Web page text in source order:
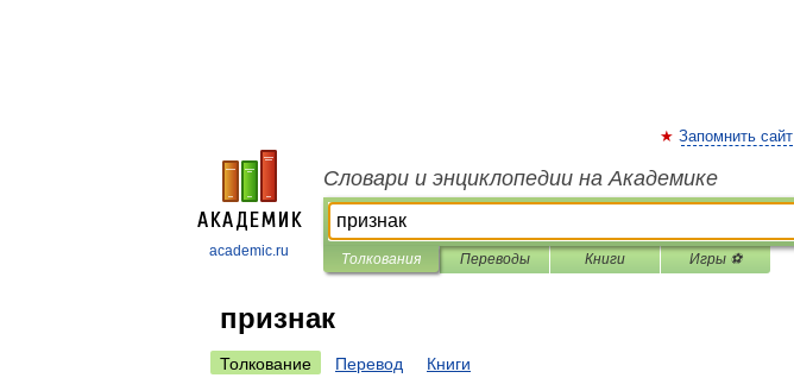
academic.ru
Запомнить сайт
Словари и энциклопедии на Академике
Толкования Переводы Книги Игры ⚽
признак
Толкование Перевод Книги